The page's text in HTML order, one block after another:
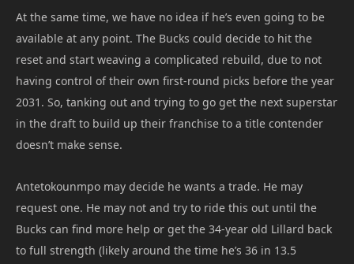
At the same time, we have no idea if he’s even going to be
available at any point. The Bucks could decide to hit the
reset and start weaving a complicated rebuild, due to not
having control of their own first-round picks before the year
2031. So, tanking out and trying to go get the next superstar
in the draft to build up their franchise to a title contender
doesn’t make sense.
Antetokounmpo may decide he wants a trade. He may
request one. He may not and try to ride this out until the
Bucks can find more help or get the 34-year old Lillard back
to full strength (likely around the time he’s 36 in 13.5